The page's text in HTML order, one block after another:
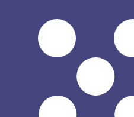
USD Dólar americano
000437
USD
Taxa de mercado médio às